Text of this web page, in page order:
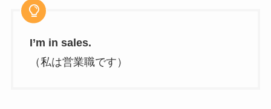
I’m in sales.
（私は営業職です）